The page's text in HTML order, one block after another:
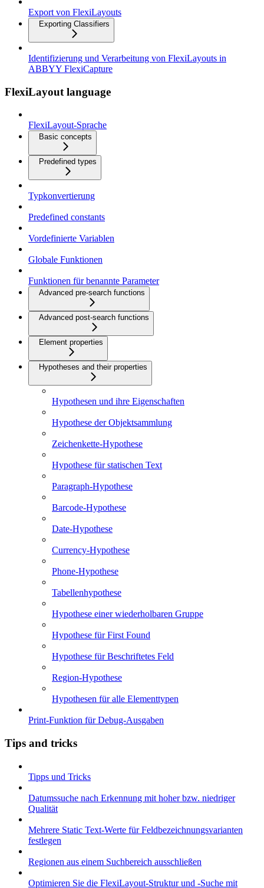
Export von FlexiLayouts
Exporting Classifiers
Identifizierung und Verarbeitung von FlexiLayouts in
ABBYY FlexiCapture
FlexiLayout language
FlexiLayout-Sprache
Basic concepts
Predefined types
Typkonvertierung
Predefined constants
Vordefinierte Variablen
Globale Funktionen
Funktionen für benannte Parameter
Advanced pre-search functions
Advanced post-search functions
Element properties
Hypotheses and their properties
Hypothesen und ihre Eigenschaften
Hypothese der Objektsammlung
Zeichenkette-Hypothese
Hypothese für statischen Text
Paragraph-Hypothese
Barcode-Hypothese
Date-Hypothese
Currency-Hypothese
Phone-Hypothese
Tabellenhypothese
Hypothese einer wiederholbaren Gruppe
Hypothese für First Found
Hypothese für Beschriftetes Feld
Region-Hypothese
Hypothesen für alle Elementtypen
Print-Funktion für Debug-Ausgaben
Tips and tricks
Tipps und Tricks
Datumssuche nach Erkennung mit hoher bzw. niedriger
Qualität
Mehrere Static Text-Werte für Feldbezeichnungsvarianten
festlegen
Regionen aus einem Suchbereich ausschließen
Optimieren Sie die FlexiLayout-Struktur und -Suche mit